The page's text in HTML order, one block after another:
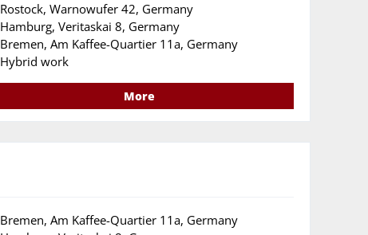
Rostock, Warnowufer 42, Germany
Hamburg, Veritaskai 8, Germany
Bremen, Am Kaffee-Quartier 11a, Germany
Hybrid work
More
Bremen, Am Kaffee-Quartier 11a, Germany